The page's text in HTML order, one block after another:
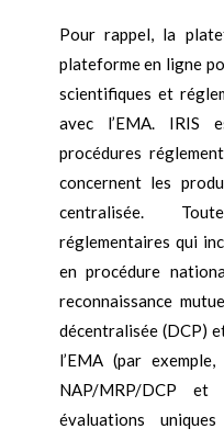
Pour rappel, la
plateforme en ligne
scientifiques et
avec l’EMA. IRIS
procédures
concernent les
centralisée.
réglementaires qui
en procédure
reconnaissance
décentralisée (DCP)
l’EMA (par
NAP/MRP/DCP
évaluations